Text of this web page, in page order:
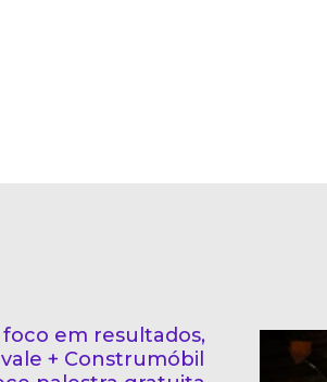
em resultados,
+ Construmóbil